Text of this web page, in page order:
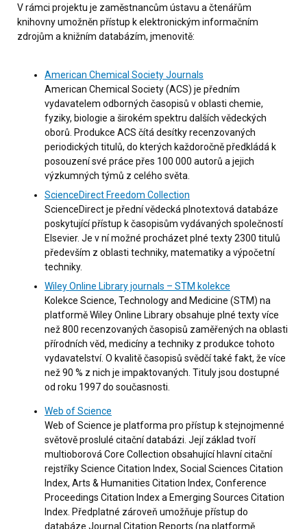
V rámci projektu je zaměstnancům ústavu a čtenářům
knihovny umožněn přístup k elektronickým informačním
zdrojům a knižním databázím, jmenovitě:
American Chemical Society Journals
American Chemical Society (ACS) je předním
vydavatelem odborných časopisů v oblasti chemie,
fyziky, biologie a širokém spektru dalších vědeckých
oborů. Produkce ACS čítá desítky recenzovaných
periodických titulů, do kterých každoročně předkládá k
posouzení své práce přes 100 000 autorů a jejich
výzkumných týmů z celého světa.
ScienceDirect Freedom Collection
ScienceDirect je přední vědecká plnotextová databáze
poskytující přístup k časopisům vydávaných společností
Elsevier. Je v ní možné procházet plné texty 2300 titulů
především z oblasti techniky, matematiky a výpočetní
techniky.
Wiley Online Library journals – STM kolekce
Kolekce Science, Technology and Medicine (STM) na
platformě Wiley Online Library obsahuje plné texty více
než 800 recenzovaných časopisů zaměřených na oblasti
přírodních věd, medicíny a techniky z produkce tohoto
vydavatelství. O kvalitě časopisů svědčí také fakt, že více
než 90 % z nich je impaktovaných. Tituly jsou dostupné
od roku 1997 do současnosti.
Web of Science
Web of Science je platforma pro přístup k stejnojmenné
světově proslulé citační databázi. Její základ tvoří
multioborová Core Collection obsahující hlavní citační
rejstříky Science Citation Index, Social Sciences Citation
Index, Arts & Humanities Citation Index, Conference
Proceedings Citation Index a Emerging Sources Citation
Index. Předplatné zároveň umožňuje přístup do
databáze Journal Citation Reports (na platformě